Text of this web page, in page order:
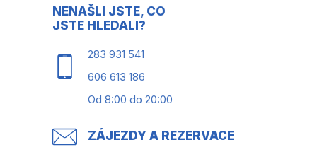
NENAŠLI JSTE, CO
JSTE HLEDALI?
283 931 541
606 613 186
Od 8:00 do 20:00
ZÁJEZDY A REZERVACE